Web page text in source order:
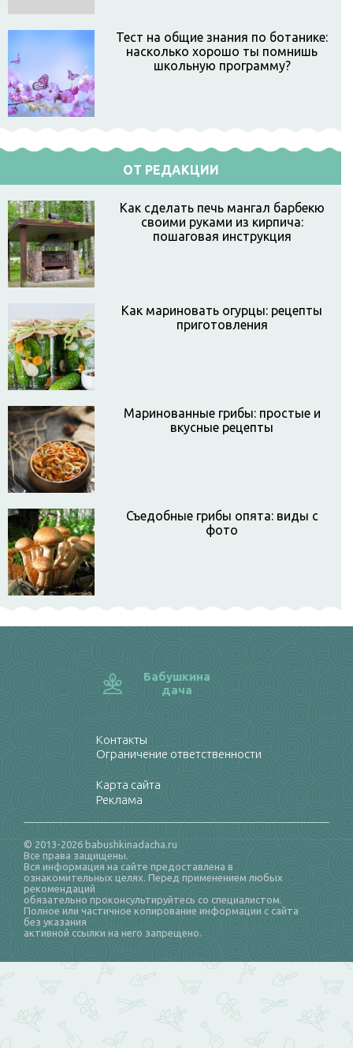
Тест на общие знания по ботанике:
насколько хорошо ты помнишь
школьную программу?
ОТ РЕДАКЦИИ
Как сделать печь мангал барбекю
своими руками из кирпича:
пошаговая инструкция
Как мариновать огурцы: рецепты
приготовления
Маринованные грибы: простые и
вкусные рецепты
Съедобные грибы опята: виды с
фото
Бабушкина
дача
Контакты
Ограничение ответственности
Карта сайта
Реклама
© 2013-2026 babushkinadacha.ru
Все права защищены.
Вся информация на сайте предоставлена в
ознакомительных целях. Перед применением любых
рекомендаций
обязательно проконсультируйтесь со специалистом.
Полное или частичное копирование информации с сайта
без указания
активной ссылки на него запрещено.